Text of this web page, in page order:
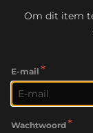
Om dit item
E-mail *
Wachtwoord*